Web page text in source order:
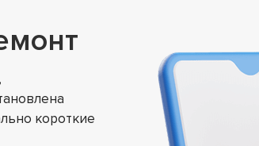
короткие